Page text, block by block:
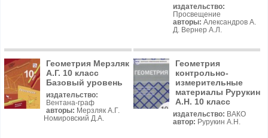
издательство:
Просвещение
авторы: Александров А.
Д. Вернер А.Л.
Геометрия Мерзляк
А.Г. 10 класс
Базовый уровень
издательство:
Вентана-граф
авторы: Мерзляк А.Г.
Номировский Д.А.
Геометрия
контрольно-
измерительные
материалы Рурукин
А.Н. 10 класс
издательство: ВАКО
автор: Рурукин А.Н.